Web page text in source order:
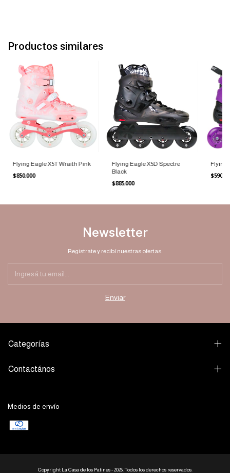
Productos similares
Flying Eagle X5T Wraith Pink
$850.000
Flying Eagle X5D Spectre
Black
$885.000
Flying
Newsletter
Registrate y recibí nuestras ofertas.
Categorías
Contactános
Medios de envío
Copyright La Casa de los Patines - 2026. Todos los derechos reservados.